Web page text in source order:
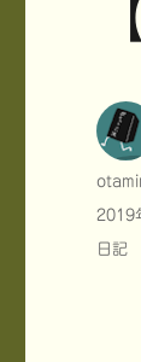
投
稿
投
稿
2019
カ
日記